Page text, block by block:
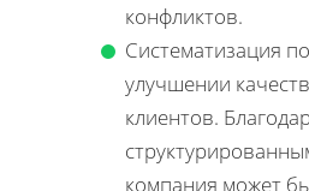
конфликтов.
Систематизация
улучшении
клиентов.
компания может